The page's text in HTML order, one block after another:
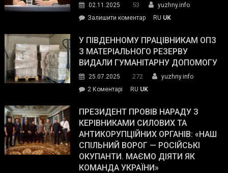
02.11.2025 53
yuzhny.info
Залишити коментарon
завойовує
симпатії
виборців
The
Street
Journal.
RU UK
У ПІВДЕННОМУ ПРАЦІВНИКАМ ОПЗ
З МАТЕРІАЛЬНОГО РЕЗЕРВУ
ВИДАЛИ ГУМАНІТАРНУ ДОПОМОГУ
25.07.2025 272
yuzhny.info
2 Коментарі
Південному
працівникам
ОПЗ
з
матеріального
резерву
RU UK
ПРЕЗИДЕНТ ПРОВІВ НАРАДУ З
КЕРІВНИКАМИ СИЛОВИХ ТА
АНТИКОРУПЦІЙНИХ ОРГАНІВ: «НАШ
СПІЛЬНИЙ ВОРОГ — РОСІЙСЬКІ
ОКУПАНТИ. МАЄМО ДІЯТИ ЯК
КОМАНДА УКРАЇНИ»